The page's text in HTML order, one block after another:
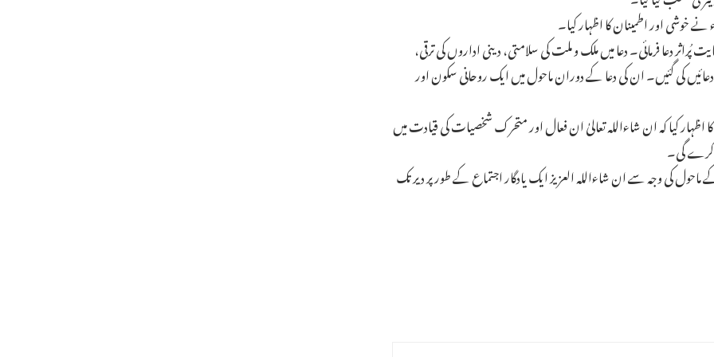
خوشی اور اطمینان کا اظہار کیا۔
دعا فرمائی۔ دعا میں ملک و ملت کی سلامتی، دینی اداروں کی ترقی،
کی گئیں۔ ان کی دعا کے دوران ماحول میں ایک روحانی سکون اور
اظہار کیا کہ ان شاءاللہ تعالیٰ ان فعال اور متحرک شخصیات کی قیادت میں
کرے گی۔
کی وجہ سے ان شاءاللہ العزیز ایک یادگار اجتماع کے طور پر دیر تک